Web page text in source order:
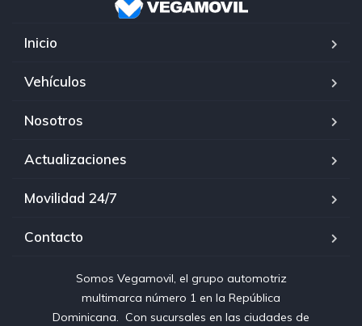
Inicio
Vehículos
Nosotros
Actualizaciones
Movilidad 24/7
Contacto
Somos Vegamovil, el grupo automotriz
multimarca número 1 en la República
Dominicana⁣. ⁣ Con sucursales en las ciudades de